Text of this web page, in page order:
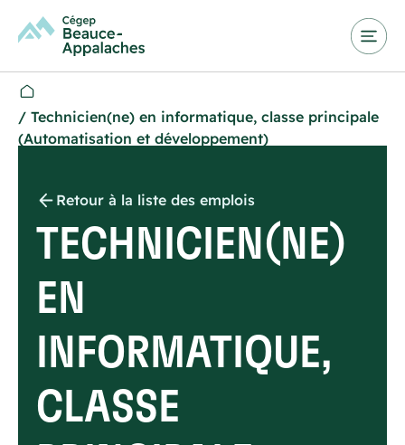
/ Technicien(ne) en informatique, classe principale
(Automatisation et développement)
Retour à la liste des emplois
TECHNICIEN(NE)
EN
INFORMATIQUE,
CLASSE